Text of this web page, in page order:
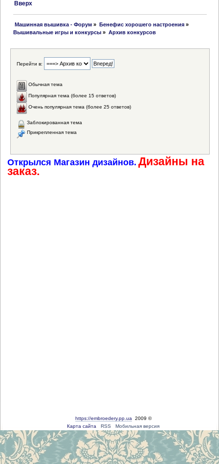
Вверх
Машинная вышивка - Форум » Бенефис хорошего настроения»
Вышивальные игры и конкурсы » Архив конкурсов
Перейти в:
Обычная тема
Популярная тема (более 15 ответов)
Очень популярная тема (более 25 ответов)
Заблокированная тема
Прикрепленная тема
Открылся Магазин дизайнов. Дизайны на
заказ.
https://embroedery.pp.ua 2009 ©
Карта сайта
RSS Мобильная версия